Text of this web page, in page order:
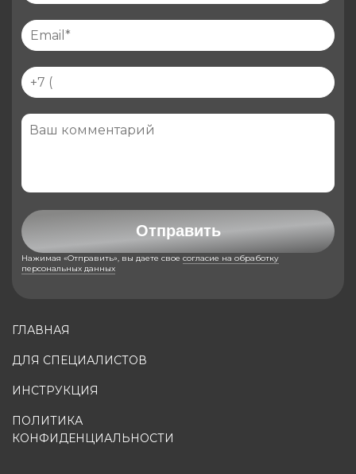
ГЛАВНАЯ
ДЛЯ СПЕЦИАЛИСТОВ
ИНСТРУКЦИЯ
ПОЛИТИКА
КОНФИДЕНЦИАЛЬНОСТИ
Отправить
Нажимая «Отправить», вы даете свое согласие на обработку
персональных данных